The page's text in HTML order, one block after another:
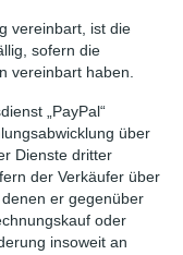
vereinbart, ist die
sofern die
vereinbart haben.
„PayPal“
über
Dienste dritter
der Verkäufer über
er gegenüber
oder
insoweit an